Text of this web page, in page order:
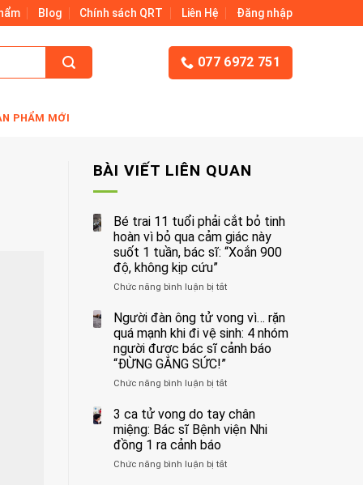
Blog Chính sách QRT Liên Hệ Đăng nhập
077 6972 751
PHẨM MỚI
BÀI VIẾT LIÊN QUAN
Bé trai 11 tuổi phải cắt bỏ tinh
hoàn vì bỏ qua cảm giác này
suốt 1 tuần, bác sĩ: “Xoắn 900
độ, không kịp cứu”
Chức năng bình luận bị tắtở
trai
11
tuổi
phải
bỏ
hoàn
vì
bỏ
cảm
Người đàn ông tử vong vì… rặn
quá mạnh khi đi vệ sinh: 4 nhóm
người được bác sĩ cảnh báo
“ĐỪNG GẮNG SỨC!”
Chức năng bình luận bị tắtở
đàn
ông
vì…
3 ca tử vong do tay chân
miệng: Bác sĩ Bệnh viện Nhi
đồng 1 ra cảnh báo
Chức năng bình luận bị tắtở